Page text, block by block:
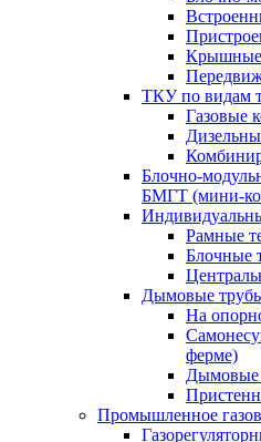
Крышные
ТКУ по видам
Газовые
Блочно-
БМГТ (мини-
Рамные
Блочные
Дымовые
На
ферме)
Дымовые
Промышленное